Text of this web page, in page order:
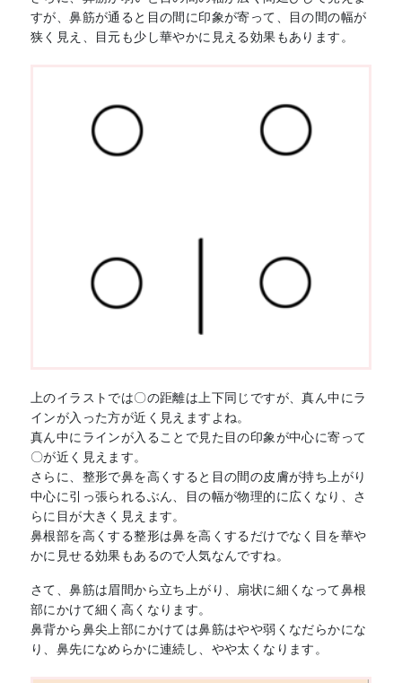
すが、鼻筋が通ると目の間に印象が寄って、目の間の幅が
狭く見え、目元も少し華やかに見える効果もあります。
上のイラストでは〇の距離は上下同じですが、真ん中にラ
インが入った方が近く見えますよね。
真ん中にラインが入ることで見た目の印象が中心に寄って
〇が近く見えます。
さらに、整形で鼻を高くすると目の間の皮膚が持ち上がり
中心に引っ張られるぶん、目の幅が物理的に広くなり、さ
らに目が大きく見えます。
鼻根部を高くする整形は鼻を高くするだけでなく目を華や
かに見せる効果もあるので人気なんですね。
さて、鼻筋は眉間から立ち上がり、扇状に細くなって鼻根
部にかけて細く高くなります。
鼻背から鼻尖上部にかけては鼻筋はやや弱くなだらかにな
り、鼻先になめらかに連続し、やや太くなります。